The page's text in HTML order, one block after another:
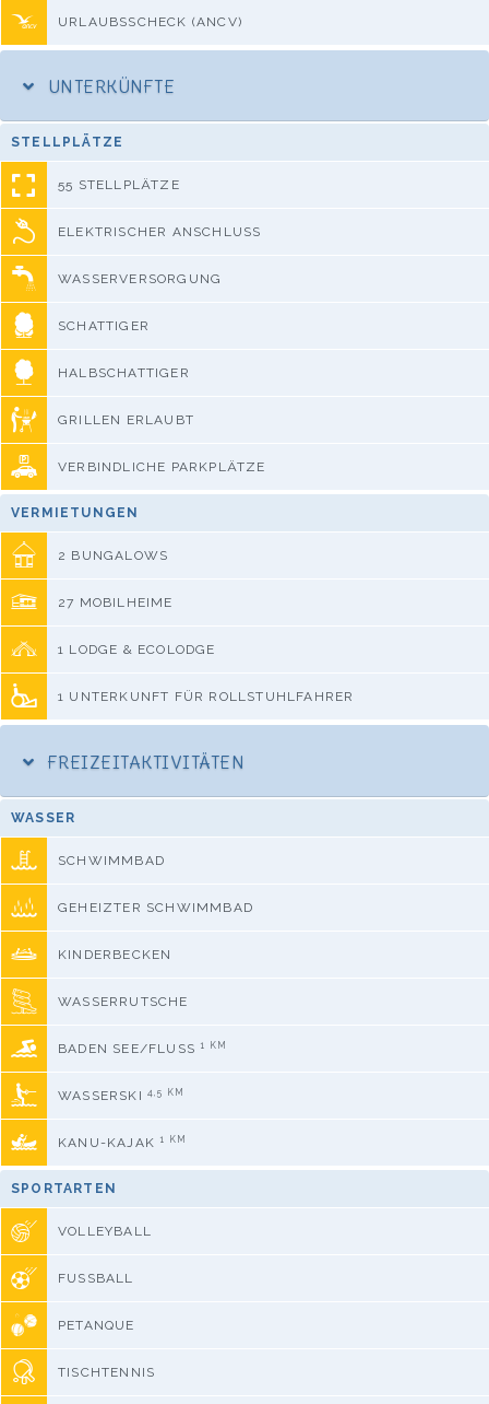
URLAUBSSCHECK (ANCV)
UNTERKÜNFTE
STELLPLÄTZE
55 STELLPLÄTZE
ELEKTRISCHER ANSCHLUSS
WASSERVERSORGUNG
SCHATTIGER
HALBSCHATTIGER
GRILLEN ERLAUBT
VERBINDLICHE PARKPLÄTZE
VERMIETUNGEN
2 BUNGALOWS
27 MOBILHEIME
1 LODGE & ECOLODGE
1 UNTERKUNFT FÜR ROLLSTUHLFAHRER
FREIZEITAKTIVITÄTEN
WASSER
SCHWIMMBAD
GEHEIZTER SCHWIMMBAD
KINDERBECKEN
WASSERRUTSCHE
BADEN SEE/FLUSS 1 KM
WASSERSKI 4,5 KM
KANU-KAJAK 1 KM
SPORTARTEN
VOLLEYBALL
FUSSBALL
PETANQUE
TISCHTENNIS